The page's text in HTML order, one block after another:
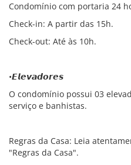
Condomínio com portaria 24
Check-in: A partir das 15h.
Check-out: Até às 10h.
•𝙀𝙡𝙚𝙫𝙖𝙙𝙤𝙧𝙚𝙨
O condomínio possui 03
serviço e banhistas.
Regras da Casa: Leia
"Regras da Casa".